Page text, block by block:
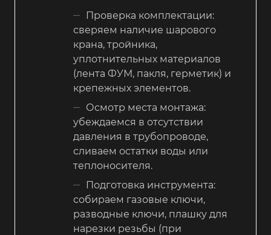
Проверка комплектации:
сверяем наличие шарового
крана, тройника,
уплотнительных материалов
(лента ФУМ, пакля, герметик) и
крепежных элементов.
Осмотр места монтажа:
убеждаемся в отсутствии
давления в трубопроводе,
сливаем остатки воды или
теплоносителя.
Подготовка инструмента:
собираем газовые ключи,
разводные ключи, плашку для
нарезки резьбы (при